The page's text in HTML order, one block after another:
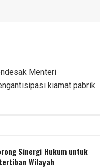
Menteri
kiamat pabrik
Sinergi Hukum untuk
Wilayah